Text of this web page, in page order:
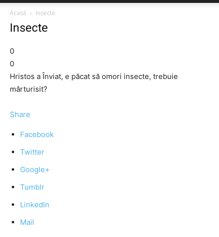
Acasă
Insecte
Insecte
0
0
Hristos a Înviat, e păcat să omori insecte, trebuie
mărturisit?
Share
Facebook
Twitter
Google+
Tumblr
LinkedIn
Mail